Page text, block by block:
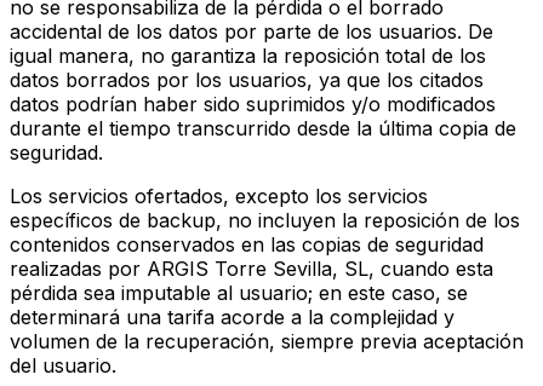
no se responsabiliza de la pérdida o el borrado
accidental de los datos por parte de los usuarios. De
igual manera, no garantiza la reposición total de los
datos borrados por los usuarios, ya que los citados
datos podrían haber sido suprimidos y/o modificados
durante el tiempo transcurrido desde la última copia de
seguridad.
Los servicios ofertados, excepto los servicios
específicos de backup, no incluyen la reposición de los
contenidos conservados en las copias de seguridad
realizadas por ARGIS Torre Sevilla, SL, cuando esta
pérdida sea imputable al usuario; en este caso, se
determinará una tarifa acorde a la complejidad y
volumen de la recuperación, siempre previa aceptación
del usuario.